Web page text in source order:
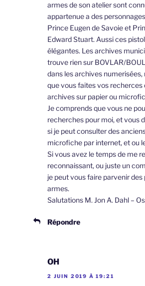
armes de son atelier sont
appartenue a des
Prince Eugen de Savoie et
Edward Stuart. Aussi ces
élégantes. Les archives
trouve rien sur BOVLAR/
dans les archives numerisées,
que vous faites vos recherces
archives sur papier ou
Je comprends que vous ne
recherches pour moi, et vous
si je peut consulter des
microfiche par internet, et ou
Si vous avez le temps de me
reconnaissant, ou juste un
je peut vous faire parvenir des
armes.
Salutations M. Jon A. Dahl –
Répondre
OH
2 JUIN 2019 À 19:21